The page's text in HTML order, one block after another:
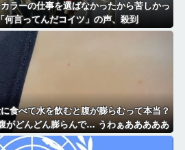
ラーの仕事を選ばなかったから苦しかっ
言ってんだコイツ」の声、殺到
食べて水を飲むと腹が膨らむって本当？
がどんどん膨らんで… うわぁあああああ
ああ